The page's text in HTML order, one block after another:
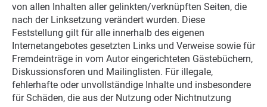
von allen Inhalten aller gelinkten/verknüpften Seiten, die
nach der Linksetzung verändert wurden. Diese
Feststellung gilt für alle innerhalb des eigenen
Internetangebotes gesetzten Links und Verweise sowie für
Fremdeinträge in vom Autor eingerichteten Gästebüchern,
Diskussionsforen und Mailinglisten. Für illegale,
fehlerhafte oder unvollständige Inhalte und insbesondere
für Schäden, die aus der Nutzung oder Nichtnutzung